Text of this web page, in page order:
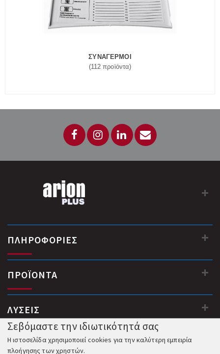
ΣΥΝΑΓΕΡΜΟΙ
(112 προϊόντα)
ΠΛΗΡΟΦΟΡΙΕΣ
ΠΡΟΪΟΝΤΑ
ΛΥΣΕΙΣ
Σεβόμαστε την ιδιωτικότητά σας
Η ιστοσελίδα χρησιμοποιεί cookies για την καλύτερη εμπειρία
πλοήγησης των χρηστών.